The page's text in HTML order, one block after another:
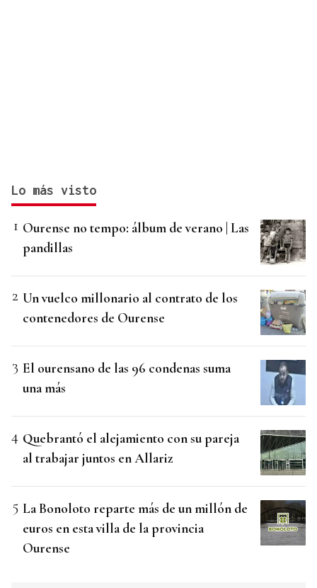
Lo más visto
Ourense no tempo: álbum de verano | Las
pandillas
Un vuelco millonario al contrato de los
contenedores de Ourense
El ourensano de las 96 condenas suma
una más
Quebrantó el alejamiento con su pareja
al trabajar juntos en Allariz
La Bonoloto reparte más de un millón de
euros en esta villa de la provincia
Ourense